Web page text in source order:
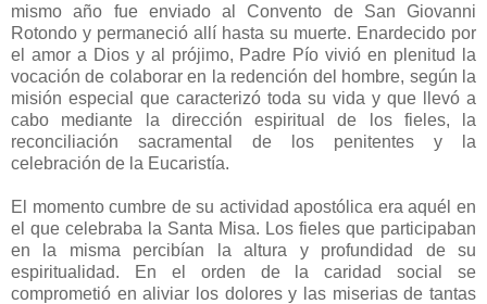
mismo año fue enviado al Convento de San Giovanni
Rotondo y permaneció allí hasta su muerte. Enardecido por
el amor a Dios y al prójimo, Padre Pío vivió en plenitud la
vocación de colaborar en la redención del hombre, según la
misión especial que caracterizó toda su vida y que llevó a
cabo mediante la dirección espiritual de los fieles, la
reconciliación sacramental de los penitentes y la
celebración de la Eucaristía.
El momento cumbre de su actividad apostólica era aquél en
el que celebraba la Santa Misa. Los fieles que participaban
en la misma percibían la altura y profundidad de su
espiritualidad. En el orden de la caridad social se
comprometió en aliviar los dolores y las miserias de tantas